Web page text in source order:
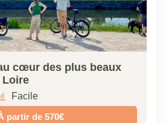
cœur des plus beaux
Loire
Facile
partir de 570€